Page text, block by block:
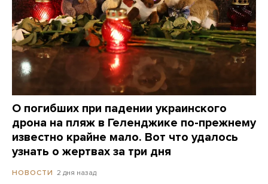
О погибших при падении украинского
дрона на пляж в Геленджике по-прежнему
известно крайне мало. Вот что удалось
узнать о жертвах за три дня
НОВОСТИ 2 дня назад